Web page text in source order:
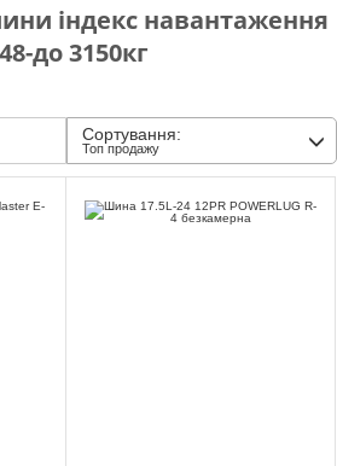
індекс навантаження
до 3150кг
Сортування:
Топ продажу